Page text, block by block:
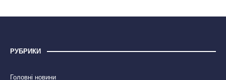
РУБРИКИ
Головні новини